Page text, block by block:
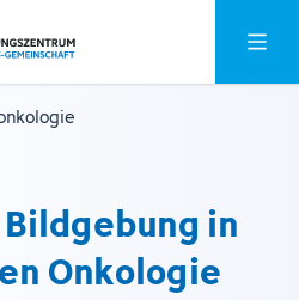
in
Onkologie